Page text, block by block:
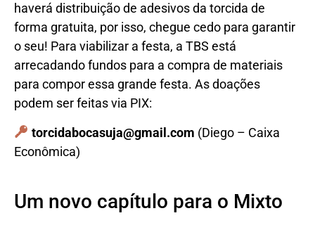
haverá distribuição de adesivos da torcida de
forma gratuita, por isso, chegue cedo para garantir
o seu! Para viabilizar a festa, a TBS está
arrecadando fundos para a compra de materiais
para compor essa grande festa. As doações
podem ser feitas via PIX:
torcidabocasuja@gmail.com (Diego – Caixa
Econômica)
Um novo capítulo para o Mixto